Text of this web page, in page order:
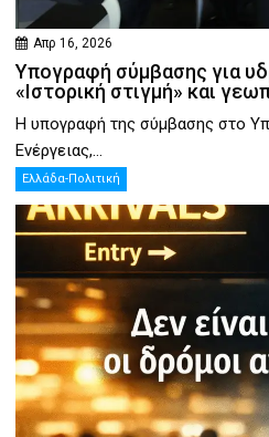
Απρ 16, 2026
Υπογραφή σύμβασης για
«Ιστορική στιγμή» και
Η υπογραφή της σύμβασης στο
Ενέργειας,...
Ελλάδα-Πολιτική